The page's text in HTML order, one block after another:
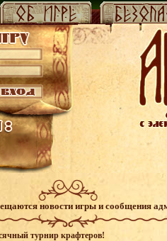
новости игры и сообщения
турнир крафтеров!